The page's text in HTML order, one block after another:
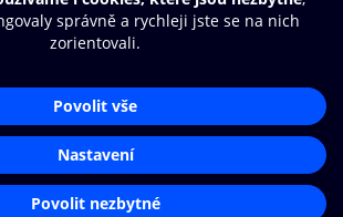
a.s.
osobních údajů
Aplikace O2 Knihovna
Čti a poslouchej své e-knihy a
audioknihy rychleji a pohodlněji.